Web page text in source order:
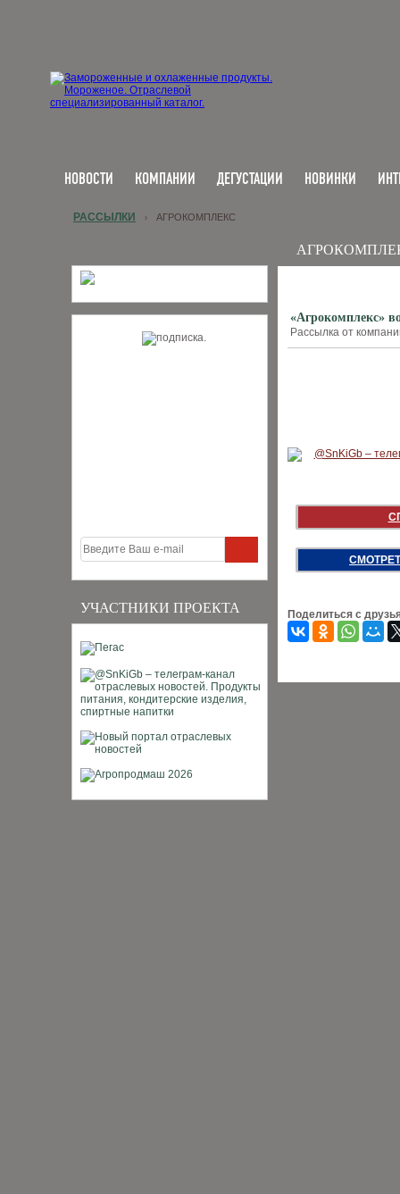
НОВОСТИ КОМПАНИИ ДЕГУСТАЦИИ НОВИНКИ
УЧАСТНИКИ ПРОЕКТА
РАССЫЛКИ › АГРОКОМПЛЕКС
«Агрокомплекс»
Рассылка от
Поделиться с